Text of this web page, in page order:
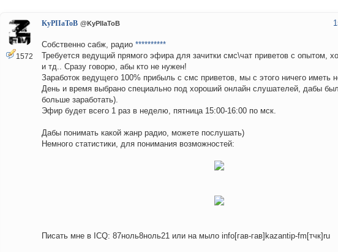
1572
KyPIIaToB @KyPIIaToB
Собственно сабж, радио **********
Требуется ведущий прямого эфира для зачитки смс\чат приветов с опытом,
и тд.. Сразу говорю, абы кто не нужен!
Заработок ведущего 100% прибыль с смс приветов, мы с этого ничего иметь
День и время выбрано специально под хороший онлайн слушателей, дабы
больше заработать).
Эфир будет всего 1 раз в неделю, пятница 15:00-16:00 по мск.
Дабы понимать какой жанр радио, можете послушать)
Немного статистики, для понимания возможностей:
Писать мне в ICQ: 87ноль8ноль21 или на мыло info[гав-гав]kazantip-fm[тчк]ru